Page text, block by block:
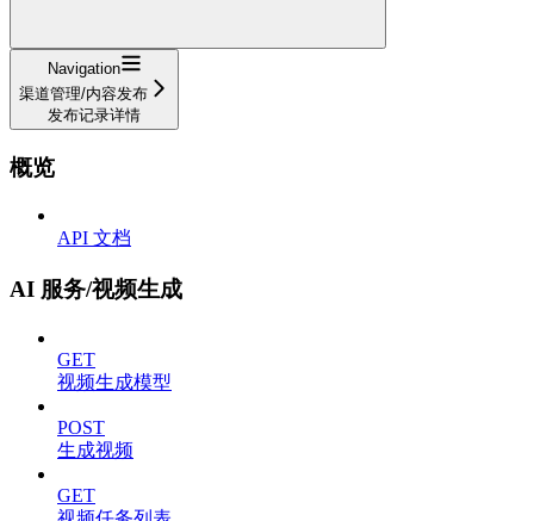
Navigation
渠道管理/内容发布
发布记录详情
概览
API 文档
AI 服务/视频生成
GET
视频生成模型
POST
生成视频
GET